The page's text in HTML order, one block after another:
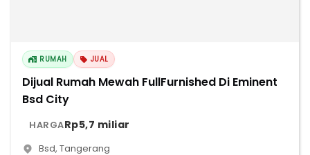
RUMAH JUAL
Dijual Rumah Mewah FullFurnished Di Eminent
Bsd City
HARGARp5,7 miliar
Bsd, Tangerang